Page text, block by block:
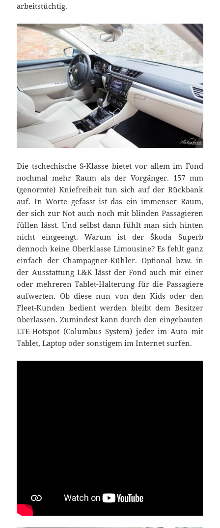
arbeitstüchtig.
Die tschechische S-Klasse bietet vor allem im Fond
nochmal mehr Raum als der Vorgänger. 157 mm
(genormte) Kniefreiheit tun sich auf der Rückbank
auf. In Worte gefasst ist das ein immenser Raum,
der sich zur Not auch noch mit blinden Passagieren
füllen lässt. Und selbst dann fühlt man sich hinten
nicht eingeengt. Warum ist der Škoda Superb
dennoch keine Oberklasse Limousine? Es fehlt ganz
einfach der Champagner-Kühler. Optional bzw. in
der Ausstattung L&K lässt der Fond auch mit einer
oder mehreren Tablet-Halterung für die Passagiere
aufwerten. Ob diese nun von den Kids oder den
Fleet-Kunden bedient werden bleibt dem Besitzer
überlassen. Zumindest kann durch den eingebauten
LTE-Hotspot (Columbus System) jeder im Auto mit
Tablet, Laptop oder sonstigem im Internet surfen.